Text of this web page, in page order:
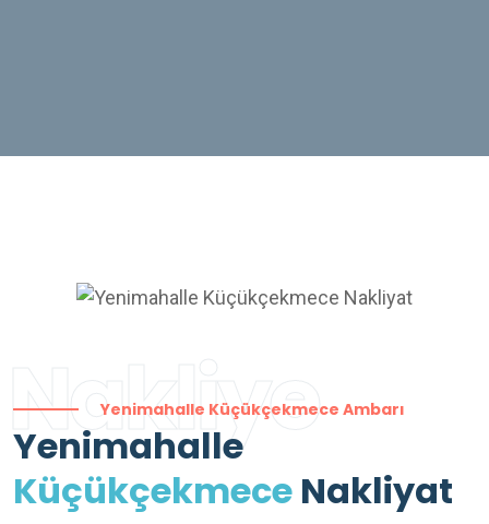
Nakliye
Yenimahalle Küçükçekmece Ambarı
Yenimahalle
Küçükçekmece Nakliyat